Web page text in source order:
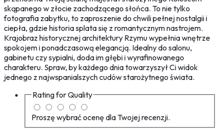
skąpanego w złocie zachodzącego słońca. To nie tylko
fotografia zabytku, to zaproszenie do chwili pełnej nostalgii i
ciepła, gdzie historia splata się z romantycznym nastrojem.
Krajobraz historycznej architektury Rzymu wypełnia wnętrze
spokojem i ponadczasową elegancją. Idealny do salonu,
gabinetu czy sypialni, doda im głębi i wyrafinowanego
charakteru. Spraw, by każdego dnia towarzyszył Ci widok
jednego z najwspanialszych cudów starożytnego świata.
Rating forQuality
Proszę wybrać ocenę dla Twojej recenzji.